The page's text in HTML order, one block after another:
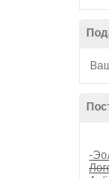
-